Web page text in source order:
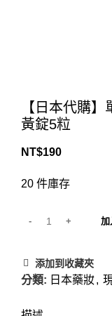
【日本代購
黃錠5粒
NT$190
20 件庫存
加
添加到收藏夾
分類: 日本藥妝,